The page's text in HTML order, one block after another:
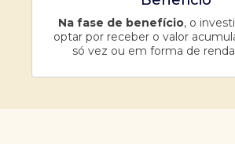
Na fase de benefício, o
optar por receber o valor
só vez ou em forma de